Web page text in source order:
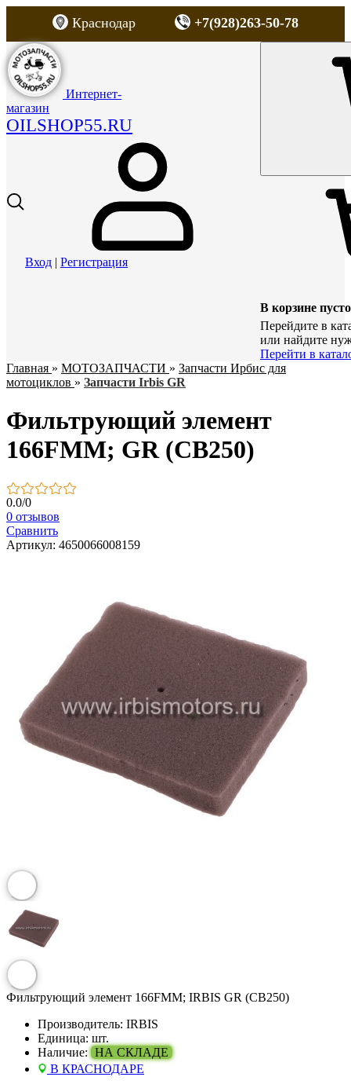
Краснодар +7(928)263-50-78
Интернет-
магазин
OILSHOP55.RU
Вход | Регистрация
В корзине пусто
Перейдите в
или найдите
Перейти в
Главная » МОТОЗАПЧАСТИ » Запчасти Ирбис для
мотоциклов » Запчасти Irbis GR
Фильтрующий элемент
166FMM; GR (CB250)
0.0/0
0 отзывов
Сравнить
Артикул: 4650066008159
Фильтрующий элемент 166FMM; IRBIS GR (CB250)
Производитель: IRBIS
Единица: шт.
Наличие: НА СКЛАДЕ
В КРАСНОДАРЕ